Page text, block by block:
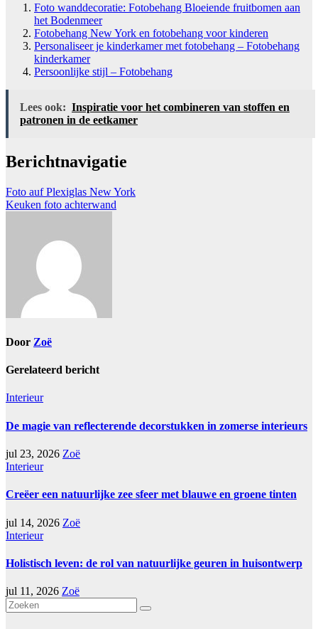
Foto wanddecoratie: Fotobehang Bloeiende fruitbomen aan
het Bodenmeer
Fotobehang New York en fotobehang voor kinderen
Personaliseer je kinderkamer met fotobehang – Fotobehang
kinderkamer
Persoonlijke stijl – Fotobehang
Lees ook: Inspiratie voor het combineren van stoffen en
patronen in de eetkamer
Berichtnavigatie
Foto auf Plexiglas New York
Keuken foto achterwand
Door Zoë
Gerelateerd bericht
Interieur
De magie van reflecterende decorstukken in zomerse interieurs
jul 23, 2026 Zoë
Interieur
Creëer een natuurlijke zee sfeer met blauwe en groene tinten
jul 14, 2026 Zoë
Interieur
Holistisch leven: de rol van natuurlijke geuren in huisontwerp
jul 11, 2026 Zoë